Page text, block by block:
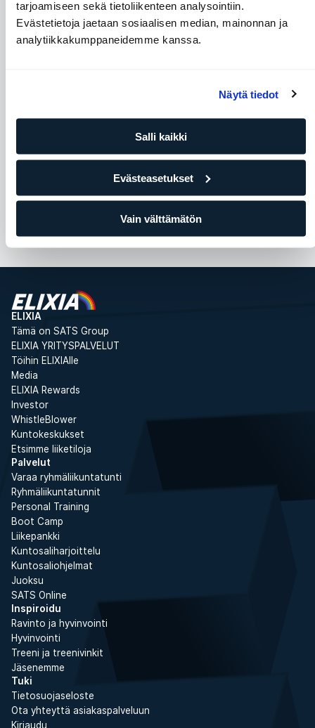
tarjoamiseen sekä tietoliikenteen analysointiin.
Evästetietoja jaetaan sosiaalisen median, mainonnan ja
analytiikkakumppaneidemme kanssa.
Näytä tiedot
Salli kaikki
Evästeasetukset
Vain välttämätön
Bent over row to
ELIXIA
Tämä on SATS Group
ELIXIA YRITYSPALVELUT
Töihin ELIXIAlle
Media
ELIXIA Rewards
Investor
WhistleBlower
Kuntokeskukset
Etsimme liiketiloja
Palvelut
Varaa ryhmäliikuntatunti
Ryhmäliikuntatunnit
Personal Training
Boot Camp
Liikepankki
Kuntosaliharjoittelu
Kuntosaliohjelmat
Juoksu
SATS Online
Inspiroidu
Ravinto ja hyvinvointi
Hyvinvointi
Treeni ja treenivinkit
Jäsenemme
Tuki
Tietosuojaseloste
Ota yhteyttä asiakaspalveluun
Kirjaudu